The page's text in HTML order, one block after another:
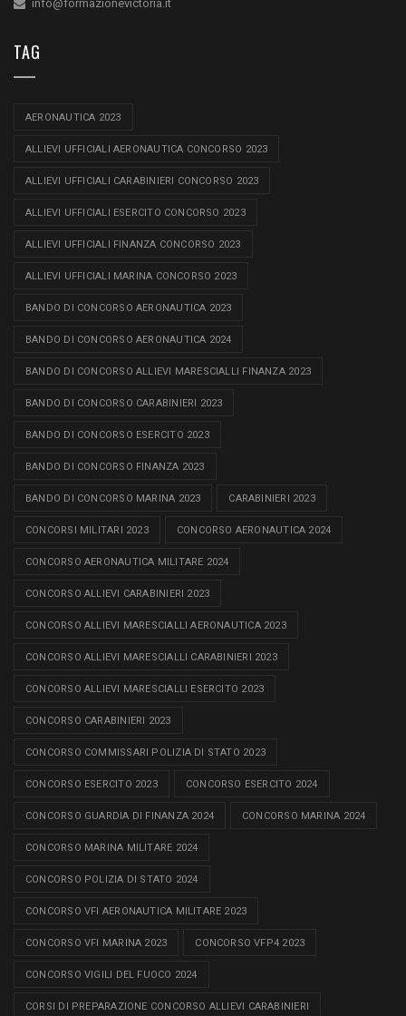
info@formazionevictoria.it
TAG
AERONAUTICA 2023
ALLIEVI UFFICIALI AERONAUTICA CONCORSO 2023
ALLIEVI UFFICIALI CARABINIERI CONCORSO 2023
ALLIEVI UFFICIALI ESERCITO CONCORSO 2023
ALLIEVI UFFICIALI FINANZA CONCORSO 2023
ALLIEVI UFFICIALI MARINA CONCORSO 2023
BANDO DI CONCORSO AERONAUTICA 2023
BANDO DI CONCORSO AERONAUTICA 2024
BANDO DI CONCORSO ALLIEVI MARESCIALLI FINANZA 2023
BANDO DI CONCORSO CARABINIERI 2023
BANDO DI CONCORSO ESERCITO 2023
BANDO DI CONCORSO FINANZA 2023
BANDO DI CONCORSO MARINA 2023 CARABINIERI 2023
CONCORSI MILITARI 2023 CONCORSO AERONAUTICA 2024
CONCORSO AERONAUTICA MILITARE 2024
CONCORSO ALLIEVI CARABINIERI 2023
CONCORSO ALLIEVI MARESCIALLI AERONAUTICA 2023
CONCORSO ALLIEVI MARESCIALLI CARABINIERI 2023
CONCORSO ALLIEVI MARESCIALLI ESERCITO 2023
CONCORSO CARABINIERI 2023
CONCORSO COMMISSARI POLIZIA DI STATO 2023
CONCORSO ESERCITO 2023 CONCORSO ESERCITO 2024
CONCORSO GUARDIA DI FINANZA 2024 CONCORSO MARINA 2024
CONCORSO MARINA MILITARE 2024
CONCORSO POLIZIA DI STATO 2024
CONCORSO VFI AERONAUTICA MILITARE 2023
CONCORSO VFI MARINA 2023 CONCORSO VFP4 2023
CONCORSO VIGILI DEL FUOCO 2024
CORSI DI PREPARAZIONE CONCORSO ALLIEVI CARABINIERI